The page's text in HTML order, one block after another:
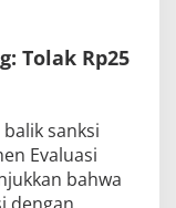
Tolak Rp25
sanksi
Evaluasi
bahwa